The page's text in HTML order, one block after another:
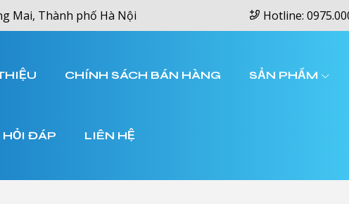
Mai, Thành phố Hà Nội Hotline:
CHÍNH SÁCH BÁN HÀNG SẢN PHẨM
HỎI ĐÁP LIÊN HỆ